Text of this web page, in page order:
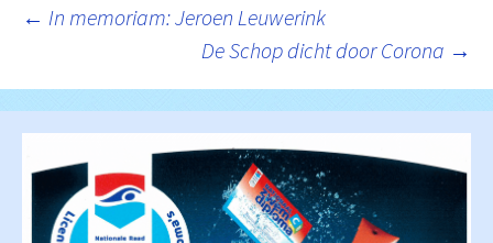
Berichtnavigatie
← In memoriam: Jeroen Leuwerink
De Schop dicht door Corona →